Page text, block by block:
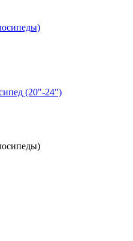
(20"-24")